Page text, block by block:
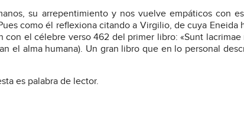
su arrepentimiento y nos vuelve empáticos con
como él reflexiona citando a Virgilio, de cuya Eneida
con el célebre verso 462 del primer libro: «Sunt
el alma humana). Un gran libro que en lo personal
es palabra de lector.